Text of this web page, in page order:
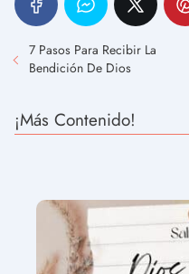
7 Pasos Para Recibir La
Bendición De Dios
¡Más Contenido!